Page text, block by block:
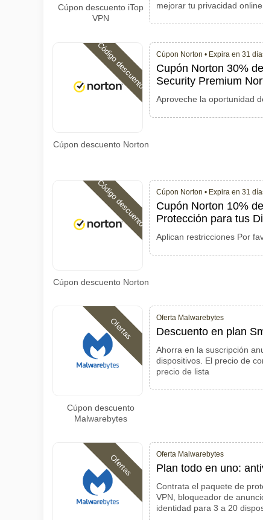
Cúpon descuento iTop
VPN
mejorar tu privacidad
Código descuento
Cúpon descuento Norton
Cúpon Norton • Expira en 31
Cupón Norton 30%
Security Premium
Aproveche la oportunidad
Código descuento
Cúpon descuento Norton
Cúpon Norton • Expira en 31
Cupón Norton 10%
Protección para tus
Aplican restricciones Por
Ofertas
Cúpon descuento
Malwarebytes
Oferta Malwarebytes
Descuento en plan
Ahorra en la suscripción
dispositivos. El precio de
precio de lista
Ofertas Oferta Malwarebytes
Plan todo en uno:
Contrata el paquete de
VPN, bloqueador de
identidad para 3 a 20